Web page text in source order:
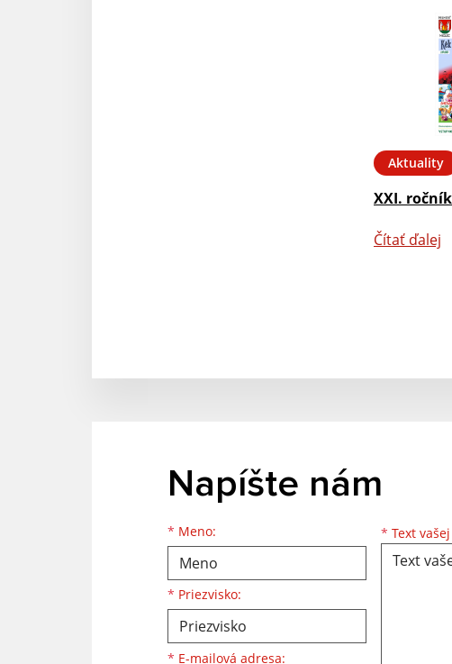
Aktuality
XXI.
Čítať ďalej
Napíšte nám
* Meno:
Meno
* Priezvisko:
Priezvisko
* E-mailová adresa:
E-mailová adresa * Text